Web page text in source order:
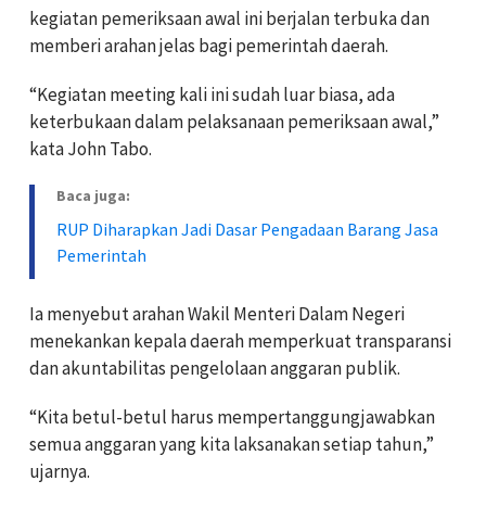
kegiatan pemeriksaan awal ini berjalan terbuka dan
memberi arahan jelas bagi pemerintah daerah.
“Kegiatan meeting kali ini sudah luar biasa, ada
keterbukaan dalam pelaksanaan pemeriksaan awal,”
kata John Tabo.
Baca juga:
RUP Diharapkan Jadi Dasar Pengadaan Barang Jasa
Pemerintah
Ia menyebut arahan Wakil Menteri Dalam Negeri
menekankan kepala daerah memperkuat transparansi
dan akuntabilitas pengelolaan anggaran publik.
“Kita betul-betul harus mempertanggungjawabkan
semua anggaran yang kita laksanakan setiap tahun,”
ujarnya.